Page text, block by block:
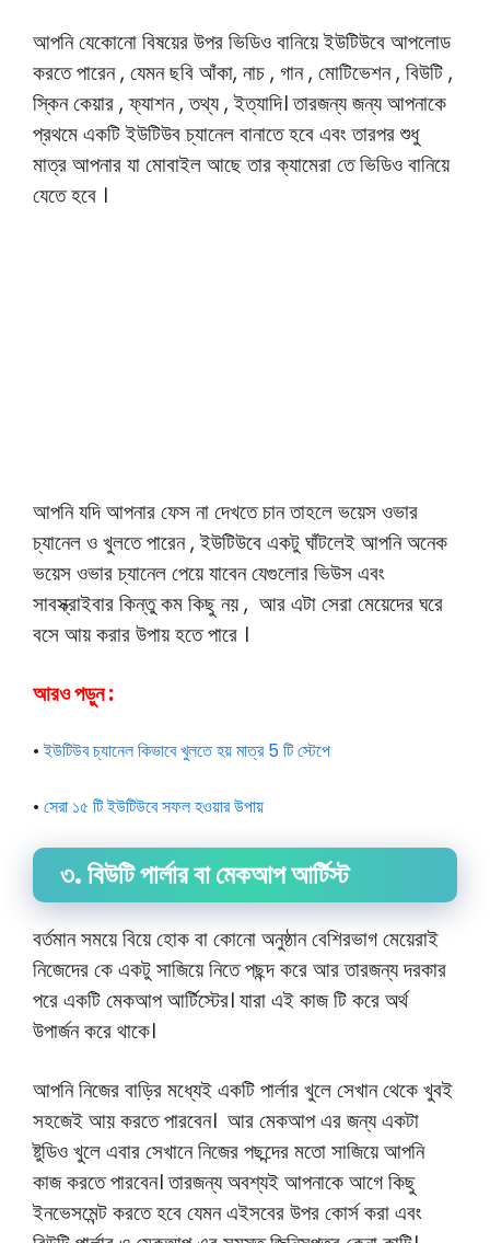
আপনি যেকোনো বিষয়ের উপর ভিডিও বানিয়ে ইউটিউবে আপলোড
করতে পারেন , যেমন ছবি আঁকা, নাচ , গান , মোটিভেশন , বিউটি ,
স্কিন কেয়ার , ফ্যাশন , তথ্য , ইত্যাদি। তারজন্য জন্য আপনাকে
প্রথমে একটি ইউটিউব চ্যানেল বানাতে হবে এবং তারপর শুধু
মাত্র আপনার যা মোবাইল আছে তার ক্যামেরা তে ভিডিও বানিয়ে
যেতে হবে ।
আপনি যদি আপনার ফেস না দেখতে চান তাহলে ভয়েস ওভার
চ্যানেল ও খুলতে পারেন , ইউটিউবে একটু ঘাঁটলেই আপনি অনেক
ভয়েস ওভার চ্যানেল পেয়ে যাবেন যেগুলোর ভিউস এবং
সাবস্ক্রাইবার কিন্তু কম কিছু নয় , আর এটা সেরামেয়েদের ঘরে
বসে আয় করার উপায় হতে পারে ।
আরও পড়ুন :
•ইউটিউব চ্যানেল কিভাবে খুলতে হয় মাত্র 5 টি স্টেপে
• সেরা ১৫ টি ইউটিউবে সফল হওয়ার উপায়
৩. বিউটি পার্লার বা মেকআপ আর্টিস্ট
বর্তমান সময়ে বিয়ে হোক বা কোনো অনুষ্ঠান বেশিরভাগ মেয়েরাই
নিজেদের কে একটু সাজিয়ে নিতে পছন্দ করে আর তারজন্য দরকার
পরে একটি মেকআপ আর্টিস্টের। যারা এই কাজ টি করে অর্থ
উপার্জন করে থাকে।
আপনি নিজের বাড়ির মধ্যেই একটি পার্লার খুলে সেখান থেকে খুবই
সহজেই আয় করতে পারবেন। আর মেকআপ এর জন্য একটা
ষ্টুডিও খুলে এবার সেখানে নিজের পছন্দের মতো সাজিয়ে আপনি
কাজ করতে পারবেন। তারজন্য অবশ্যই আপনাকে আগে কিছু
ইনভেসমেন্ট করতে হবে যেমন এইসবের উপর কোর্স করা এবং